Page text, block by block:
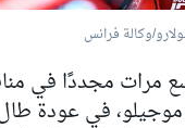
وكالة فرانس
مرات مجددًا في
في عودة طال